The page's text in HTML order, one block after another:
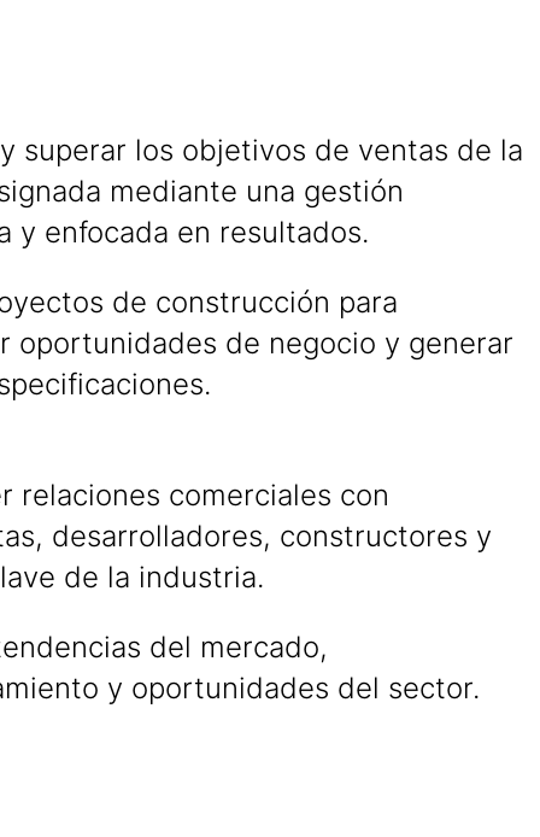
superar los objetivos de ventas de la
mediante una gestión
y enfocada en resultados.
de construcción para
oportunidades de negocio y generar
relaciones comerciales con
desarrolladores, constructores y
de la industria.
del mercado,
y oportunidades del sector.